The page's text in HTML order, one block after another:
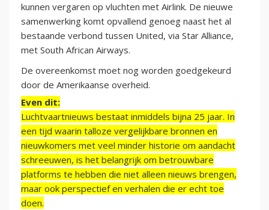
kunnen vergaren op vluchten met Airlink. De nieuwe
samenwerking komt opvallend genoeg naast het al
bestaande verbond tussen United, via Star Alliance,
met South African Airways.
De overeenkomst moet nog worden goedgekeurd
door de Amerikaanse overheid.
Even dit:
Luchtvaartnieuws bestaat inmiddels bijna 25 jaar. In
een tijd waarin talloze vergelijkbare bronnen en
nieuwkomers met veel minder historie om aandacht
schreeuwen, is het belangrijk om betrouwbare
platforms te hebben die niet alleen nieuws brengen,
maar ook perspectief en verhalen die er echt toe
doen.